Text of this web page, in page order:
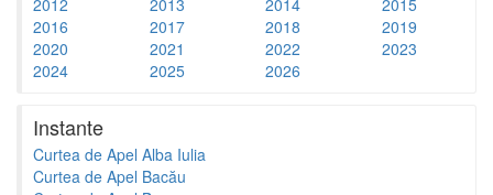
2016
2017 2018
2019
2020
2021 2022
2023
2024
2025 2026
Instante
Curtea de Apel Alba Iulia
Curtea de Apel Bacău